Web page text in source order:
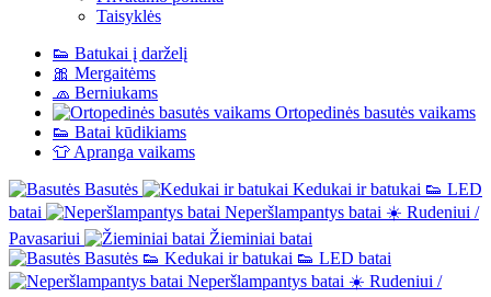
Taisyklės
👟 Batukai į darželį
🎀 Mergaitėms
🧢 Berniukams
Ortopedinės basutės vaikams
👟 Batai kūdikiams
👕Apranga vaikams
Basutės
Kedukai ir batukai 👟 LED
batai
Neperšlampantys batai ☀️ Rudeniui /
Pavasariui
Žieminiai batai
Basutės 👟 Kedukai ir batukai 👟 LED batai
Neperšlampantys batai ☀️ Rudeniui /